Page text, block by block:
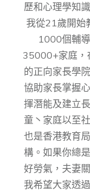
歷和心理學知
我從21歲開始
1000個輔
35000+家庭，
的正向家⻑學
協助家⻑掌握
揮潛能及建⽴
童丶家庭以至
也是香港教育
構。如果你總
好勞氣，夫妻
我希望大家透